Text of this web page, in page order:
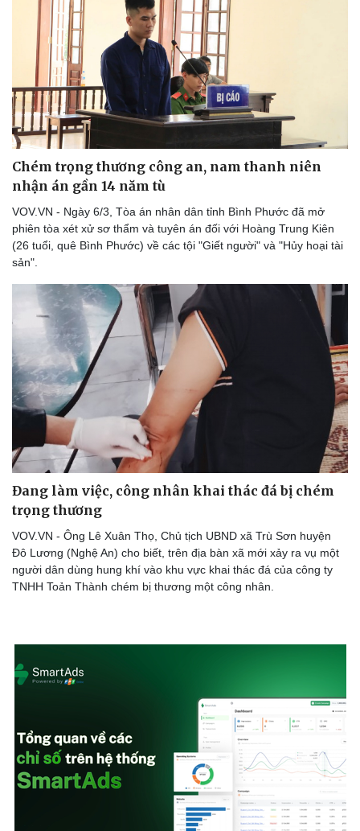
Chém trọng thương công an, nam thanh niên
nhận án gần 14 năm tù
VOV.VN - Ngày 6/3, Tòa án nhân dân tỉnh Bình Phước đã mở
phiên tòa xét xử sơ thẩm và tuyên án đối với Hoàng Trung Kiên
(26 tuổi, quê Bình Phước) về các tội "Giết người" và "Hủy hoại tài
sản".
Đang làm việc, công nhân khai thác đá bị chém
trọng thương
VOV.VN - Ông Lê Xuân Thọ, Chủ tịch UBND xã Trù Sơn huyện
Đô Lương (Nghệ An) cho biết, trên địa bàn xã mới xảy ra vụ một
người dân dùng hung khí vào khu vực khai thác đá của công ty
TNHH Toản Thành chém bị thương một công nhân.